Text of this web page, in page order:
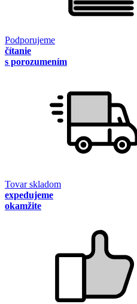
Podporujeme
čítanie
s porozumením
Tovar skladom
expedujeme
okamžite